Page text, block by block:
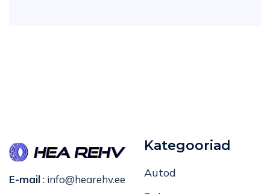
E-mail: info@hearehv.ee
Kategooriad
Autod